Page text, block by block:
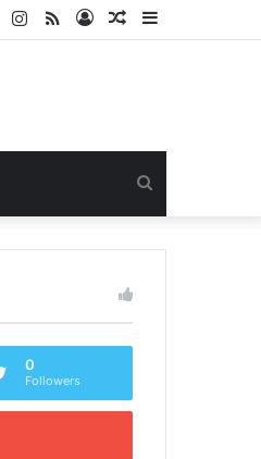
Random
Log
RSS
Instagram
YouTube
for
0
Followers